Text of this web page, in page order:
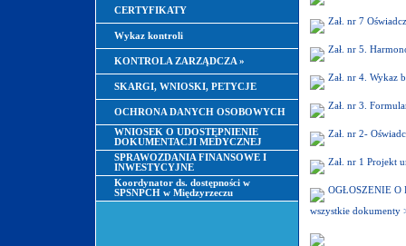
CERTYFIKATY
Wykaz kontroli
KONTROLA ZARZĄDCZA »
SKARGI, WNIOSKI, PETYCJE
OCHRONA DANYCH OSOBOWYCH
WNIOSEK O UDOSTĘPNIENIE
DOKUMENTACJI MEDYCZNEJ
SPRAWOZDANIA FINANSOWE I
INWESTYCYJNE
Koordynator ds. dostępności w
SPSNPCH w Międzyrzeczu
Zał. nr 7
Zał. nr 5.
Zał. nr 4. Wykaz
Zał. nr 3.
Zał. nr 2-
Zał. nr 1 Projekt
OGŁOSZENIE
wszystkie dokumenty